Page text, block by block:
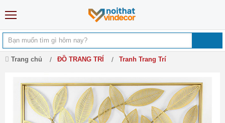
Trang chủ ĐỒ TRANG TRÍ Tranh Trang Trí